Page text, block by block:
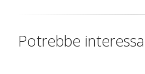
Potrebbe